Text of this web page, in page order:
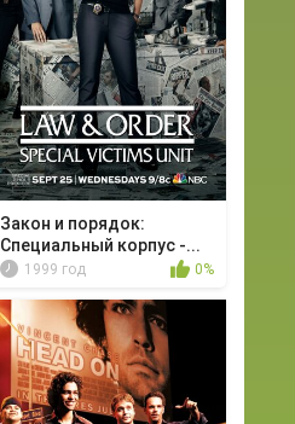
Закон и порядок:
Специальный корпус -...
1999 год 0%